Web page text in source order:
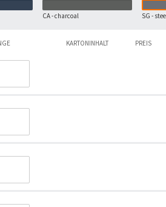
CA - charcoal SG -
KARTONINHALT PREIS